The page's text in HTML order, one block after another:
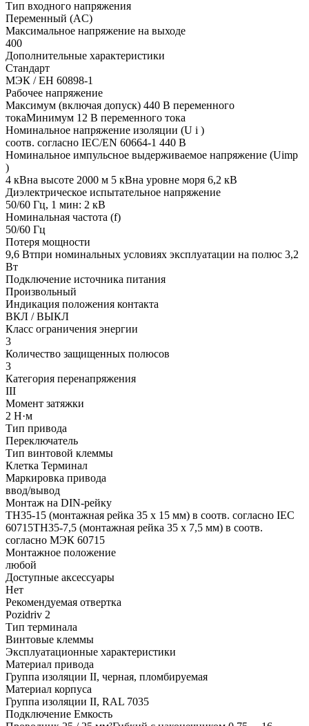
Тип входного напряжения
Переменный (AC)
Максимальное напряжение на выходе
400
Дополнительные характеристики
Стандарт
МЭК / ЕН 60898-1
Рабочее напряжение
Максимум (включая допуск) 440 В переменного
токаМинимум 12 В переменного тока
Номинальное напряжение изоляции (U i )
соотв. согласно IEC/EN 60664-1 440 В
Номинальное импульсное выдерживаемое напряжение (Uimp
)
4 кВна высоте 2000 м 5 кВна уровне моря 6,2 кВ
Диэлектрическое испытательное напряжение
50/60 Гц, 1 мин: 2 кВ
Номинальная частота (f)
50/60 Гц
Потеря мощности
9,6 Втпри номинальных условиях эксплуатации на полюс 3,2
Вт
Подключение источника питания
Произвольный
Индикация положения контакта
ВКЛ / ВЫКЛ
Класс ограничения энергии
3
Количество защищенных полюсов
3
Категория перенапряжения
III
Момент затяжки
2 Н·м
Тип привода
Переключатель
Тип винтовой клеммы
Клетка Терминал
Маркировка привода
ввод/вывод
Монтаж на DIN-рейку
TH35-15 (монтажная рейка 35 x 15 мм) в соотв. согласно IEC
60715TH35-7,5 (монтажная рейка 35 x 7,5 мм) в соотв.
согласно МЭК 60715
Монтажное положение
любой
Доступные аксессуары
Нет
Рекомендуемая отвертка
Pozidriv 2
Тип терминала
Винтовые клеммы
Эксплуатационные характеристики
Материал привода
Группа изоляции II, черная, пломбируемая
Материал корпуса
Группа изоляции II, RAL 7035
Подключение Емкость